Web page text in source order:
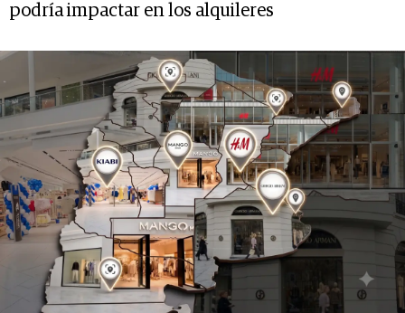
podría impactar en los alquileres